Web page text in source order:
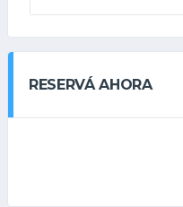
RESERVÁ AHORA